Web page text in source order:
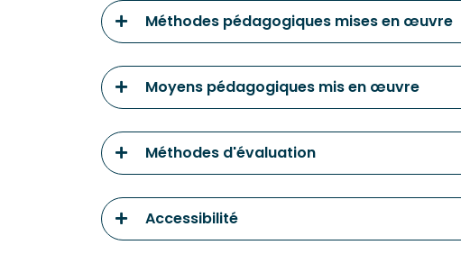
Méthodes pédagogiques mises en œuvre
Moyens pédagogiques mis en œuvre
Méthodes d'évaluation
Accessibilité